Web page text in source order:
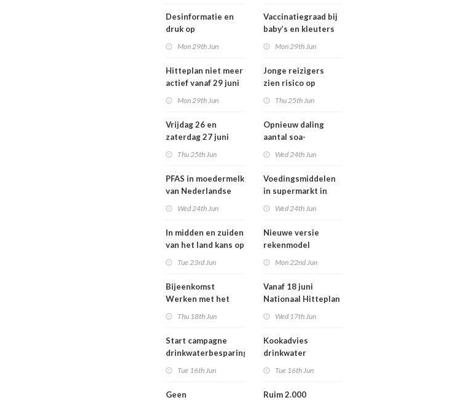
dat elektrisch fietst
Desinformatie en
druk op
grote
internationale
dreigingen voor
Nederlandse
Mon 29th Jun
Hitteplan niet meer
actief vanaf 29 juni
Mon 29th Jun
Vrijdag 26 en
zaterdag 27 juni
Thu 25th Jun
PFAS in moedermelk
van Nederlandse
Wed 24th Jun
In midden en zuiden
van het land kans op
Tue 23rd Jun
Bijeenkomst
Werken met het
Thu 18th Jun
Start campagne
drinkwaterbesparing
Tue 16th Jun
Geen
major international
threats to public
health in the
Netherlands
Vaccinatiegraad bij
baby’s en kleuters
Mon 29th Jun
Jonge reizigers
zien risico op
Europa
Thu 25th Jun
Opnieuw daling
aantal soa-
syfilis diagnoses
stabiel hoog
Wed 24th Jun
Voedingsmiddelen
in supermarkt in
Wed 24th Jun
Nieuwe versie
rekenmodel
Mon 22nd Jun
Vanaf 18 juni
Nationaal Hitteplan
Wed 17th Jun
Kookadvies
drinkwater
Tue 16th Jun
Ruim 2.000